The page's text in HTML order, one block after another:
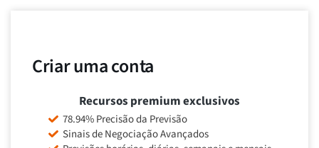
Criar uma conta
Recursos premium exclusivos
78.94% Precisão da Previsão
Sinais de Negociação Avançados